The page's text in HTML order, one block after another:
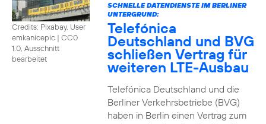
Credits: Pixabay, User
emkanicepic | CC0
1.0, Ausschnitt
bearbeitet
SCHNELLE DATENDIENSTE IM BERLINER
UNTERGRUND:
Telefónica
Deutschland und BVG
schließen Vertrag für
weiteren LTE-Ausbau
Telefónica Deutschland und die
Berliner Verkehrsbetriebe (BVG)
haben in Berlin einen Vertrag zum